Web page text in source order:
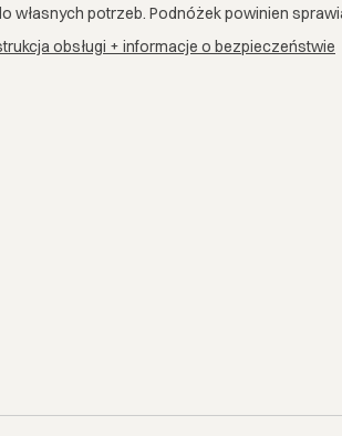
własnych potrzeb. Podnóżek powinien
obsługi + informacje o bezpieczeństwie